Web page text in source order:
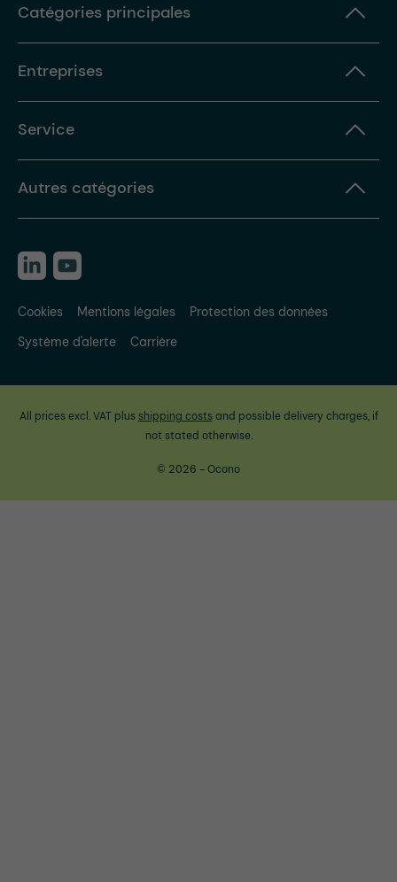
Catégories principales
Entreprises
Service
Autres catégories
Cookies Mentions légales
Protection des données
Système d'alerte
Carrière
All prices excl. VAT plus shipping costsand possible delivery charges, if
not stated otherwise.
© 2026 - Ocono